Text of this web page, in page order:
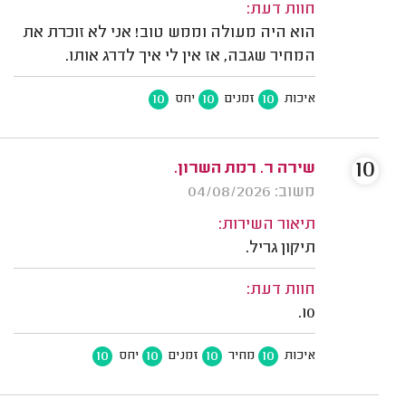
חוות דעת:
הוא היה מעולה וממש טוב! אני לא זוכרת את
המחיר שגבה, אז אין לי איך לדרג אותו.
איכות 10 זמנים 10 יחס 10
שירה ר. רמת השרון.
משוב: 04/08/2026
תיאור השירות:
תיקון גריל.
חוות דעת:
10.
איכות 10 מחיר 10 זמנים 10 יחס 10
10